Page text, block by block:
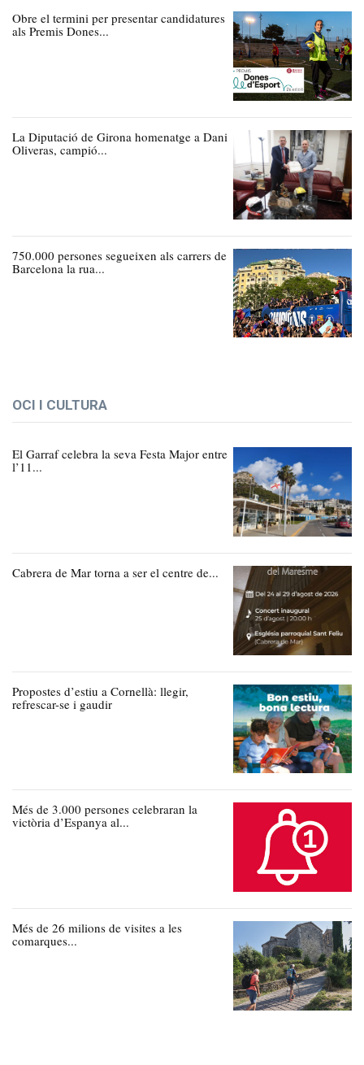
Obre el termini per presentar candidatures
als Premis Dones...
La Diputació de Girona homenatge a Dani
Oliveras, campió...
750.000 persones segueixen als carrers de
Barcelona la rua...
OCI I CULTURA
El Garraf celebra la seva Festa Major entre
l’11...
Cabrera de Mar torna a ser el centre de...
Propostes d’estiu a Cornellà: llegir,
refrescar-se i gaudir
Més de 3.000 persones celebraran la
victòria d’Espanya al...
Més de 26 milions de visites a les
comarques...